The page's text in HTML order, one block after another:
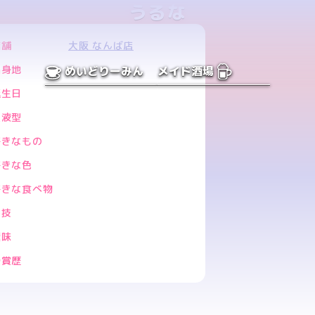
めいどりーみん メイド酒場
うるな
大阪 なんば店
地
日
型
なもの
な色
な食べ物
歴